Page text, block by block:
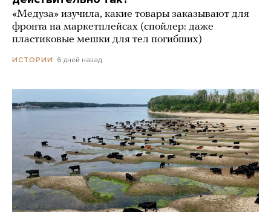
«Медуза» изучила, какие товары заказывают для
фронта на маркетплейсах (спойлер: даже
пластиковые мешки для тел погибших)
ИСТОРИИ 6 дней назад